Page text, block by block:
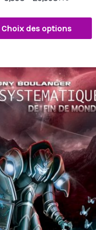
Choix des options